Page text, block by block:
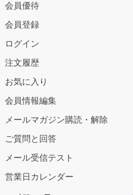
会員優待
会員登録
ログイン
注文履歴
お気に入り
会員情報編集
メールマガジン購読・解除
ご質問と回答
メール受信テスト
営業日カレンダー